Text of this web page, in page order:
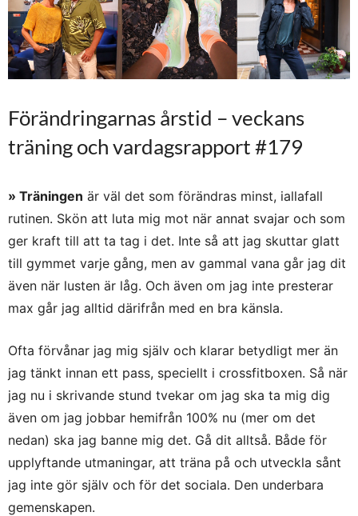
Förändringarnas årstid – veckans
träning och vardagsrapport #179
» Träningen är väl det som förändras minst, iallafall
rutinen. Skön att luta mig mot när annat svajar och som
ger kraft till att ta tag i det. Inte så att jag skuttar glatt
till gymmet varje gång, men av gammal vana går jag dit
även när lusten är låg. Och även om jag inte presterar
max går jag alltid därifrån med en bra känsla.
Ofta förvånar jag mig själv och klarar betydligt mer än
jag tänkt innan ett pass, speciellt i crossfitboxen. Så när
jag nu i skrivande stund tvekar om jag ska ta mig dig
även om jag jobbar hemifrån 100% nu (mer om det
nedan) ska jag banne mig det. Gå dit alltså. Både för
upplyftande utmaningar, att träna på och utveckla sånt
jag inte gör själv och för det sociala. Den underbara
gemenskapen.